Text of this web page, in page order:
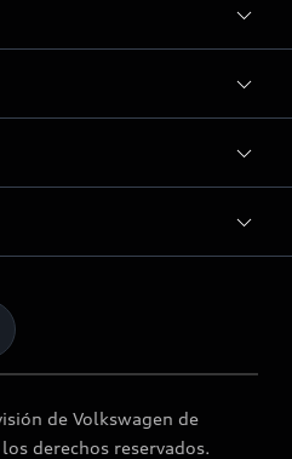
de Volkswagen de
derechos reservados.